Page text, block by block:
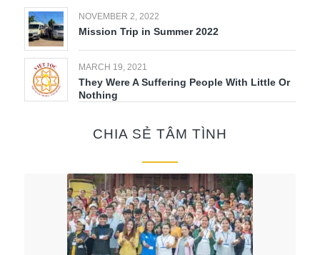
NOVEMBER 2, 2022
Mission Trip in Summer 2022
MARCH 19, 2021
They Were A Suffering People With Little Or
Nothing
CHIA SẺ TÂM TÌNH